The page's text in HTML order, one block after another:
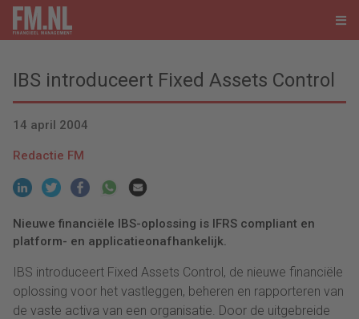
IBS introduceert Fixed Assets Control
14 april 2004
Redactie FM
Nieuwe financiële IBS-oplossing is IFRS compliant en
platform- en applicatieonafhankelijk.
IBS introduceert Fixed Assets Control, de nieuwe financiële
oplossing voor het vastleggen, beheren en rapporteren van
de vaste activa van een organisatie. Door de uitgebreide